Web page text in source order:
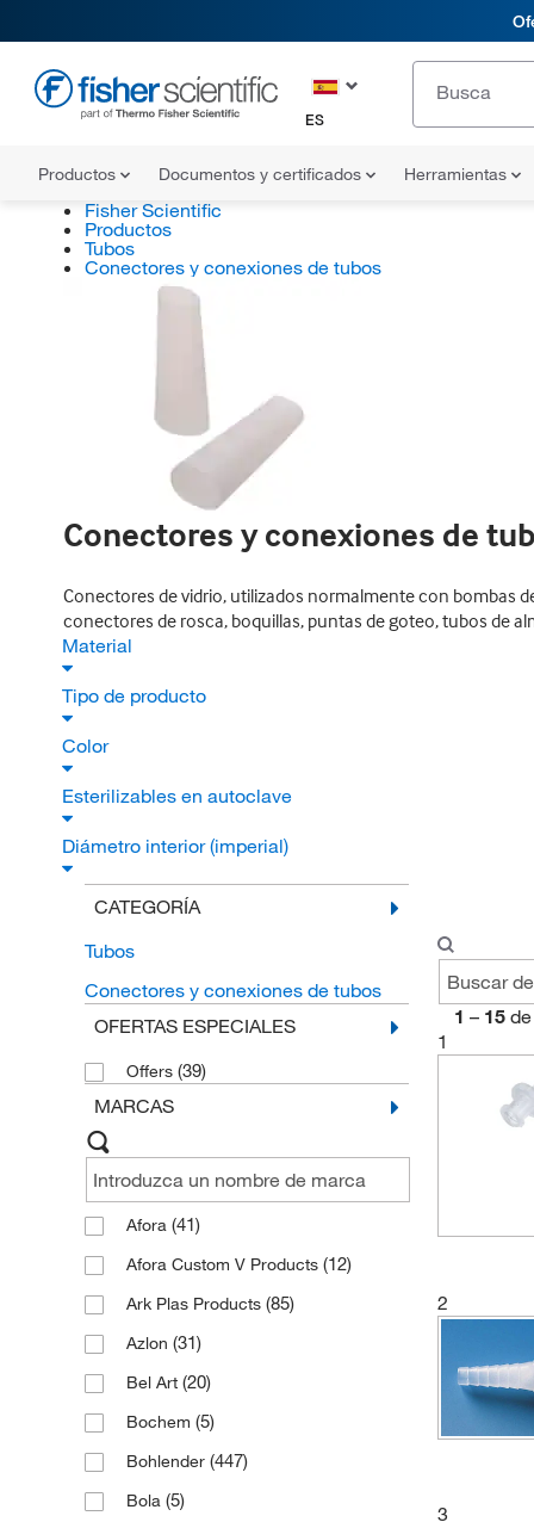
ES
Productos Documentos y certificados Herramientas
Fisher Scientific
Productos
Tubos
Conectores y conexiones de tubos
Conectores y conexiones de
Conectores de vidrio, utilizados normalmente con bombas
conectores de rosca, boquillas, puntas de goteo, tubos de
Material
Tipo de producto
Color
Esterilizables en autoclave
Diámetro interior (imperial)
CATEGORÍA
Tubos
Conectores y conexiones de tubos
OFERTAS ESPECIALES
Offers (39)
MARCAS
Afora (41)
Afora Custom V Products (12)
Ark Plas Products (85)
Azlon (31)
Bel Art (20)
Bochem (5)
Bohlender (447)
Bola (5)
1 – 15 de
1
2
3